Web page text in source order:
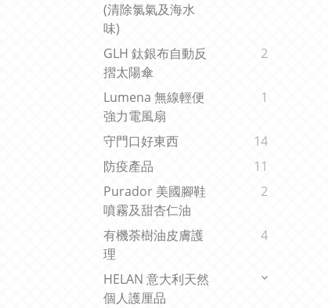
(清除氯氣及海水
味)
GLH 鈦銀布自動反
摺太陽傘
2
Lumena 無線輕便
強力電風扇
1
守門口好東西
14
防疫產品
11
Purador 美國腳鞋
噴霧及甜杏仁油
2
有機荼樹油皮膚護
理
4
HELAN 意大利天然
個人護厘品